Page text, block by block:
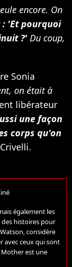
encore. On
'Et pourquoi
?' Du coup,
Sonia
on était à
libérateur
une façon
corps qu'on
également les
des histoires pour
considère
avec ceux qui sont
est une